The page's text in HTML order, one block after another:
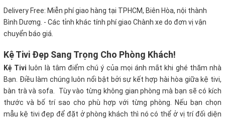
Delivery Free: Miễn phí giao hàng tại TPHCM, Biên Hòa, nội thành
Bình Dương. - Các tỉnh khác tính phí giao Chành xe do đơn vị vận
chuyển báo giá.
Kệ Tivi Đẹp Sang Trọng Cho Phòng Khách!
Kệ Tivi luôn là tâm điểm chú ý của mọi ánh mắt khi ghé thăm nhà
Bạn. Điều làm chúng luôn nổi bật bởi sự kết hợp hài hòa giữa kệ tivi,
bàn trà và sofa. Tùy vào từng không gian phòng mà bạn sẽ có kích
thước và bố trí sao cho phù hợp với từng phòng. Nếu bạn chọn
mẫu kệ tivi đẹp để đặt ở phòng khách thì nó có thể ở vị trí đối diện